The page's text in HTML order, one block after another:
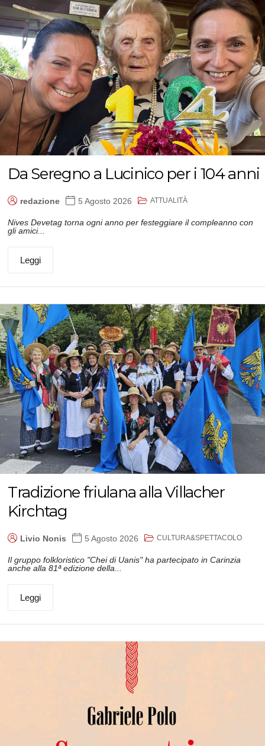
Da Seregno a Lucinico per i 104 anni
redazione 5 Agosto 2026 ATTUALITÀ
Nives Devetag torna ogni anno per festeggiare il compleanno con
gli amici...
Leggi
Tradizione friulana alla Villacher
Kirchtag
Livio Nonis 5 Agosto 2026 CULTURA&SPETTACOLO
Il gruppo folkloristico "Chei di Uanis" ha partecipato in Carinzia
anche alla 81ª edizione della...
Leggi